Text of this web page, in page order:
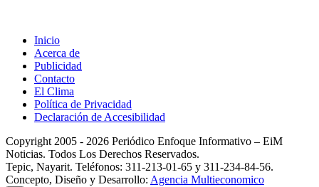
Inicio
Acerca de
Publicidad
Contacto
El Clima
Política de Privacidad
Declaración de Accesibilidad
Copyright 2005 - 2026 Periódico Enfoque Informativo – EiM
Noticias. Todos Los Derechos Reservados.
Tepic, Nayarit. Teléfonos: 311-213-01-65 y 311-234-84-56.
Concepto, Diseño y Desarrollo: Agencia Multieconomico